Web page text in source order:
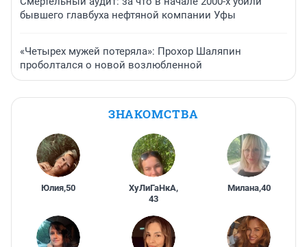
бывшего главбуха нефтяной компании Уфы
«Четырех мужей потеряла»: Прохор Шаляпин
проболтался о новой возлюбленной
ЗНАКОМСТВА
Юлия,50 ХуЛиГаНкА,
43
Милана,40